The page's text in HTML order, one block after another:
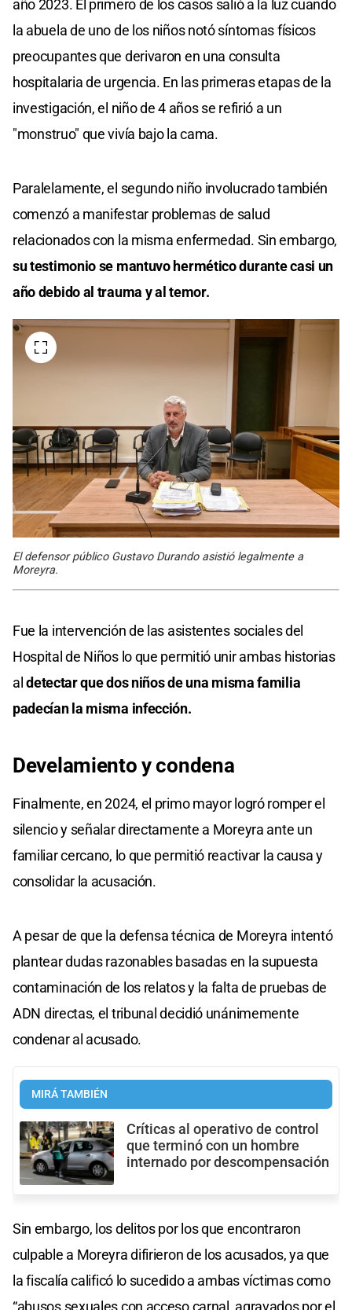
año 2023. El primero de los casos salió a la luz cuando
la abuela de uno de los niños notó síntomas físicos
preocupantes que derivaron en una consulta
hospitalaria de urgencia. En las primeras etapas de la
investigación, el niño de 4 años se refirió a un
"monstruo" que vivía bajo la cama.
Paralelamente, el segundo niño involucrado también
comenzó a manifestar problemas de salud
relacionados con la misma enfermedad. Sin embargo,
su testimonio se mantuvo hermético durante casi un
año debido al trauma y al temor.
El defensor público Gustavo Durando asistió legalmente a
Moreyra.
Fue la intervención de las asistentes sociales del
Hospital de Niños lo que permitió unir ambas historias
aldetectar que dos niños de una misma familia
padecían la misma infección.
Develamiento y condena
Finalmente, en 2024, el primo mayor logró romper el
silencio y señalar directamente a Moreyra ante un
familiar cercano, lo que permitió reactivar la causa y
consolidar la acusación.
A pesar de que la defensa técnica de Moreyra intentó
plantear dudas razonables basadas en la supuesta
contaminación de los relatos y la falta de pruebas de
ADN directas, el tribunal decidió unánimemente
condenar al acusado.
MIRÁ TAMBIÉN
Críticas al operativo de control
que terminó con un hombre
internado por descompensación
Sin embargo, los delitos por los que encontraron
culpable a Moreyra difirieron de los acusados, ya que
la fiscalía calificó lo sucedido a ambas víctimas como
“abusos sexuales con acceso carnal, agravados por el